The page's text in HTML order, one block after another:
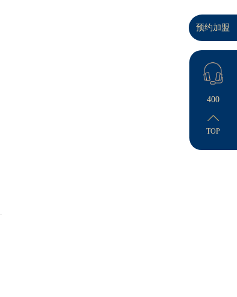
预约加盟
400
TOP